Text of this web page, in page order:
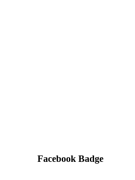
Facebook Badge